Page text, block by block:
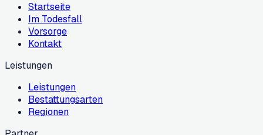
Startseite
Im Todesfall
Vorsorge
Kontakt
Leistungen
Leistungen
Bestattungsarten
Regionen